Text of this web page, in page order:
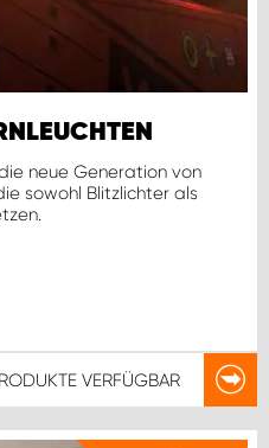
neue Generation von
sowohl Blitzlichter als
VERFÜGBAR